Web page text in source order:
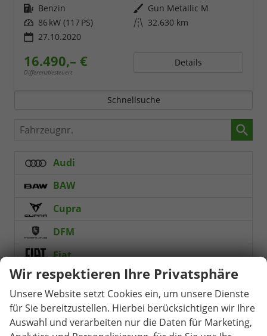
Kraftstoff Benzin Außenfarbe Gun Metallic M
Leistung 86 kW (117 PS) Kilometerstand 32.630 km
27.10.2020
16.490,– €
Differenzbesteuert
Details
Schnellsuche
Fahrzeugnr.
Audi
BAW
Cupra
DFM
Fiat
Ford
Forthing
Foton
Wir respektieren Ihre Privatsphäre
Unsere Website setzt Cookies ein, um unsere Dienste
für Sie bereitzustellen. Hierbei berücksichtigen wir Ihre
Auswahl und verarbeiten nur die Daten für Marketing,